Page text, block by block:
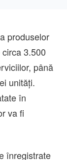
produselor
3.500
până
unități.
în
va fi
înregistrate